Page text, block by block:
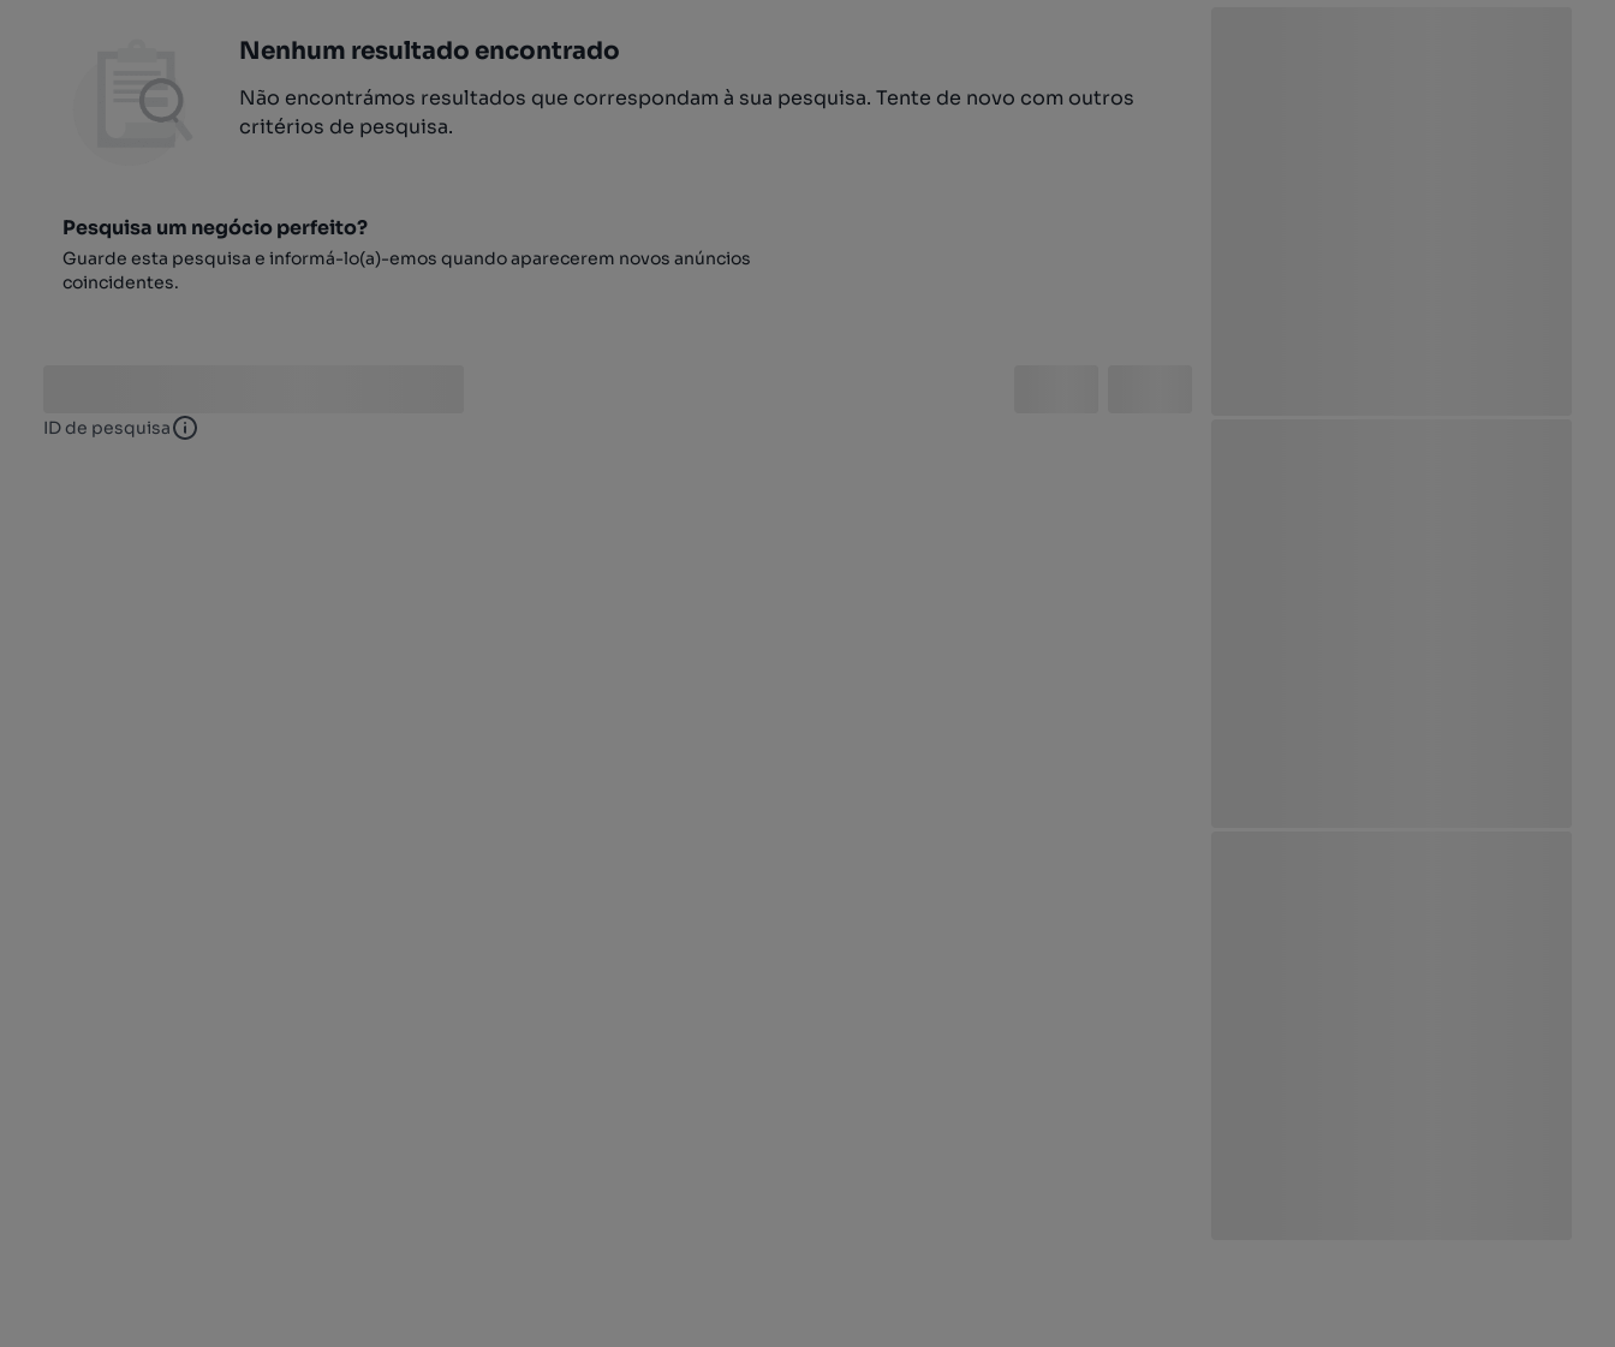
Nenhum resultado encontrado
Não encontrámos resultados que correspondam à sua pesquisa. Tente de novo com outros
critérios de pesquisa.
Pesquisa um negócio perfeito?
Guarde esta pesquisa e informá-lo(a)-emos quando aparecerem novos anúncios
coincidentes.
ID de pesquisa ID de pesquisa